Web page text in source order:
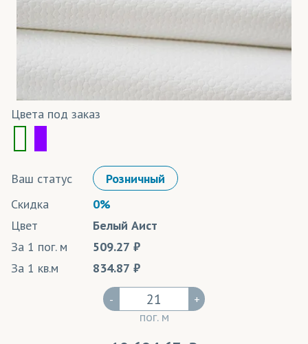
Цвета под заказ
Ваш статус
Розничный
Скидка
0%
Цвет
Белый Аист
За 1 пог. м
509.27
За 1 кв.м
834.87
-
пог. м
+